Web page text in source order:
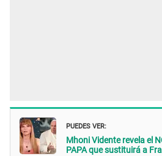
PUEDES VER:
Mhoni Vidente revela el
PAPA que sustituirá a